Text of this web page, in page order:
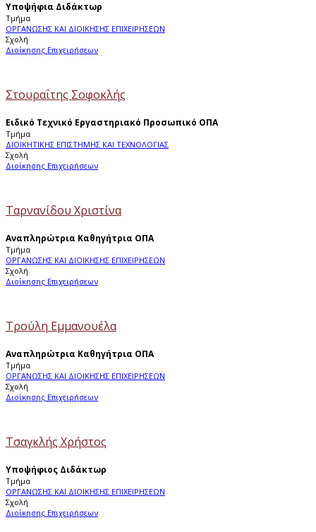
Υποψήφια Διδάκτωρ
Τμήμα
ΟΡΓΑΝΩΣΗΣ ΚΑΙ ΔΙΟΙΚΗΣΗΣ ΕΠΙΧΕΙΡΗΣΕΩΝ
Σχολή
Διοίκησης Επιχειρήσεων
Στουραΐτης Σοφοκλής
Ειδικό Τεχνικό Εργαστηριακό Προσωπικό ΟΠΑ
Τμήμα
ΔΙΟΙΚΗΤΙΚΗΣ ΕΠΙΣΤΗΜΗΣ ΚΑΙ ΤΕΧΝΟΛΟΓΙΑΣ
Σχολή
Διοίκησης Επιχειρήσεων
Ταρνανίδου Χριστίνα
Αναπληρώτρια Καθηγήτρια ΟΠΑ
Τμήμα
ΟΡΓΑΝΩΣΗΣ ΚΑΙ ΔΙΟΙΚΗΣΗΣ ΕΠΙΧΕΙΡΗΣΕΩΝ
Σχολή
Διοίκησης Επιχειρήσεων
Τρούλη Εμμανουέλα
Αναπληρώτρια Καθηγήτρια ΟΠΑ
Τμήμα
ΟΡΓΑΝΩΣΗΣ ΚΑΙ ΔΙΟΙΚΗΣΗΣ ΕΠΙΧΕΙΡΗΣΕΩΝ
Σχολή
Διοίκησης Επιχειρήσεων
Τσαγκλής Χρήστος
Υποψήφιος Διδάκτωρ
Τμήμα
ΟΡΓΑΝΩΣΗΣ ΚΑΙ ΔΙΟΙΚΗΣΗΣ ΕΠΙΧΕΙΡΗΣΕΩΝ
Σχολή
Διοίκησης Επιχειρήσεων